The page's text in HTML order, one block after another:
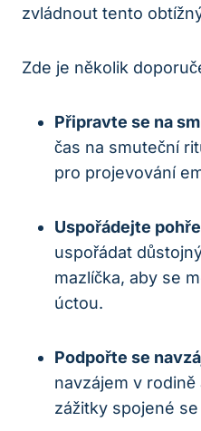
zvládnout tento
Zde je několik
Připravte se na
čas na smuteční
pro projevování
Uspořádejte
uspořádat
mazlíčka, aby se
úctou.
Podpořte se
navzájem v
zážitky spojené